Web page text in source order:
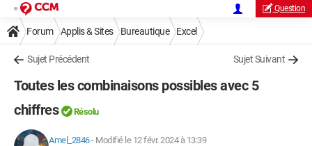
Question
Forum Applis & Sites Bureautique Excel
Sujet Précédent Sujet Suivant
Toutes les combinaisons possibles avec 5
chiffres
Résolu
Amel_2846- Modifié le 12 févr. 2024 à 13:39